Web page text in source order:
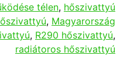
télen, hőszivattyú
, Magyarország
, R290 hőszivattyú,
radiátoros hőszivattyú